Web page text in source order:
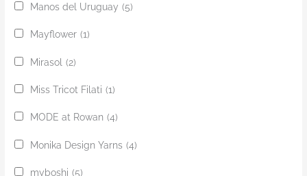
Manos del Uruguay (5)
Mayflower (1)
Mirasol (2)
Miss Tricot Filati (1)
MODE at Rowan (4)
Monika Design Yarns (4)
myboshi (5)